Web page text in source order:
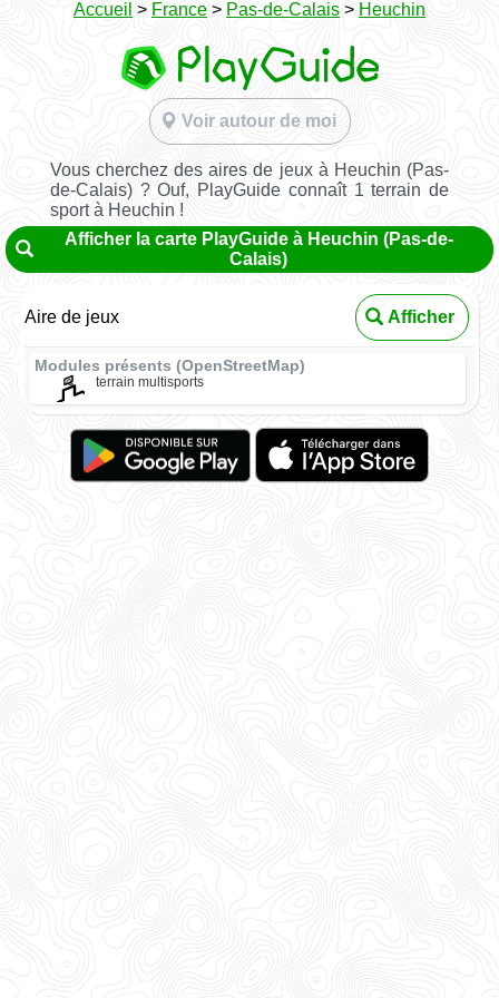
Accueil > France > Pas-de-Calais > Heuchin
Voir autour de moi
Vous cherchez des aires de jeux à Heuchin (Pas-
de-Calais) ? Ouf, PlayGuide connaît 1 terrain de
sport à Heuchin !
Afficher la carte PlayGuide à Heuchin (Pas-de-
Calais)
Aire de jeux Afficher
Modules présents (OpenStreetMap)
terrain multisports